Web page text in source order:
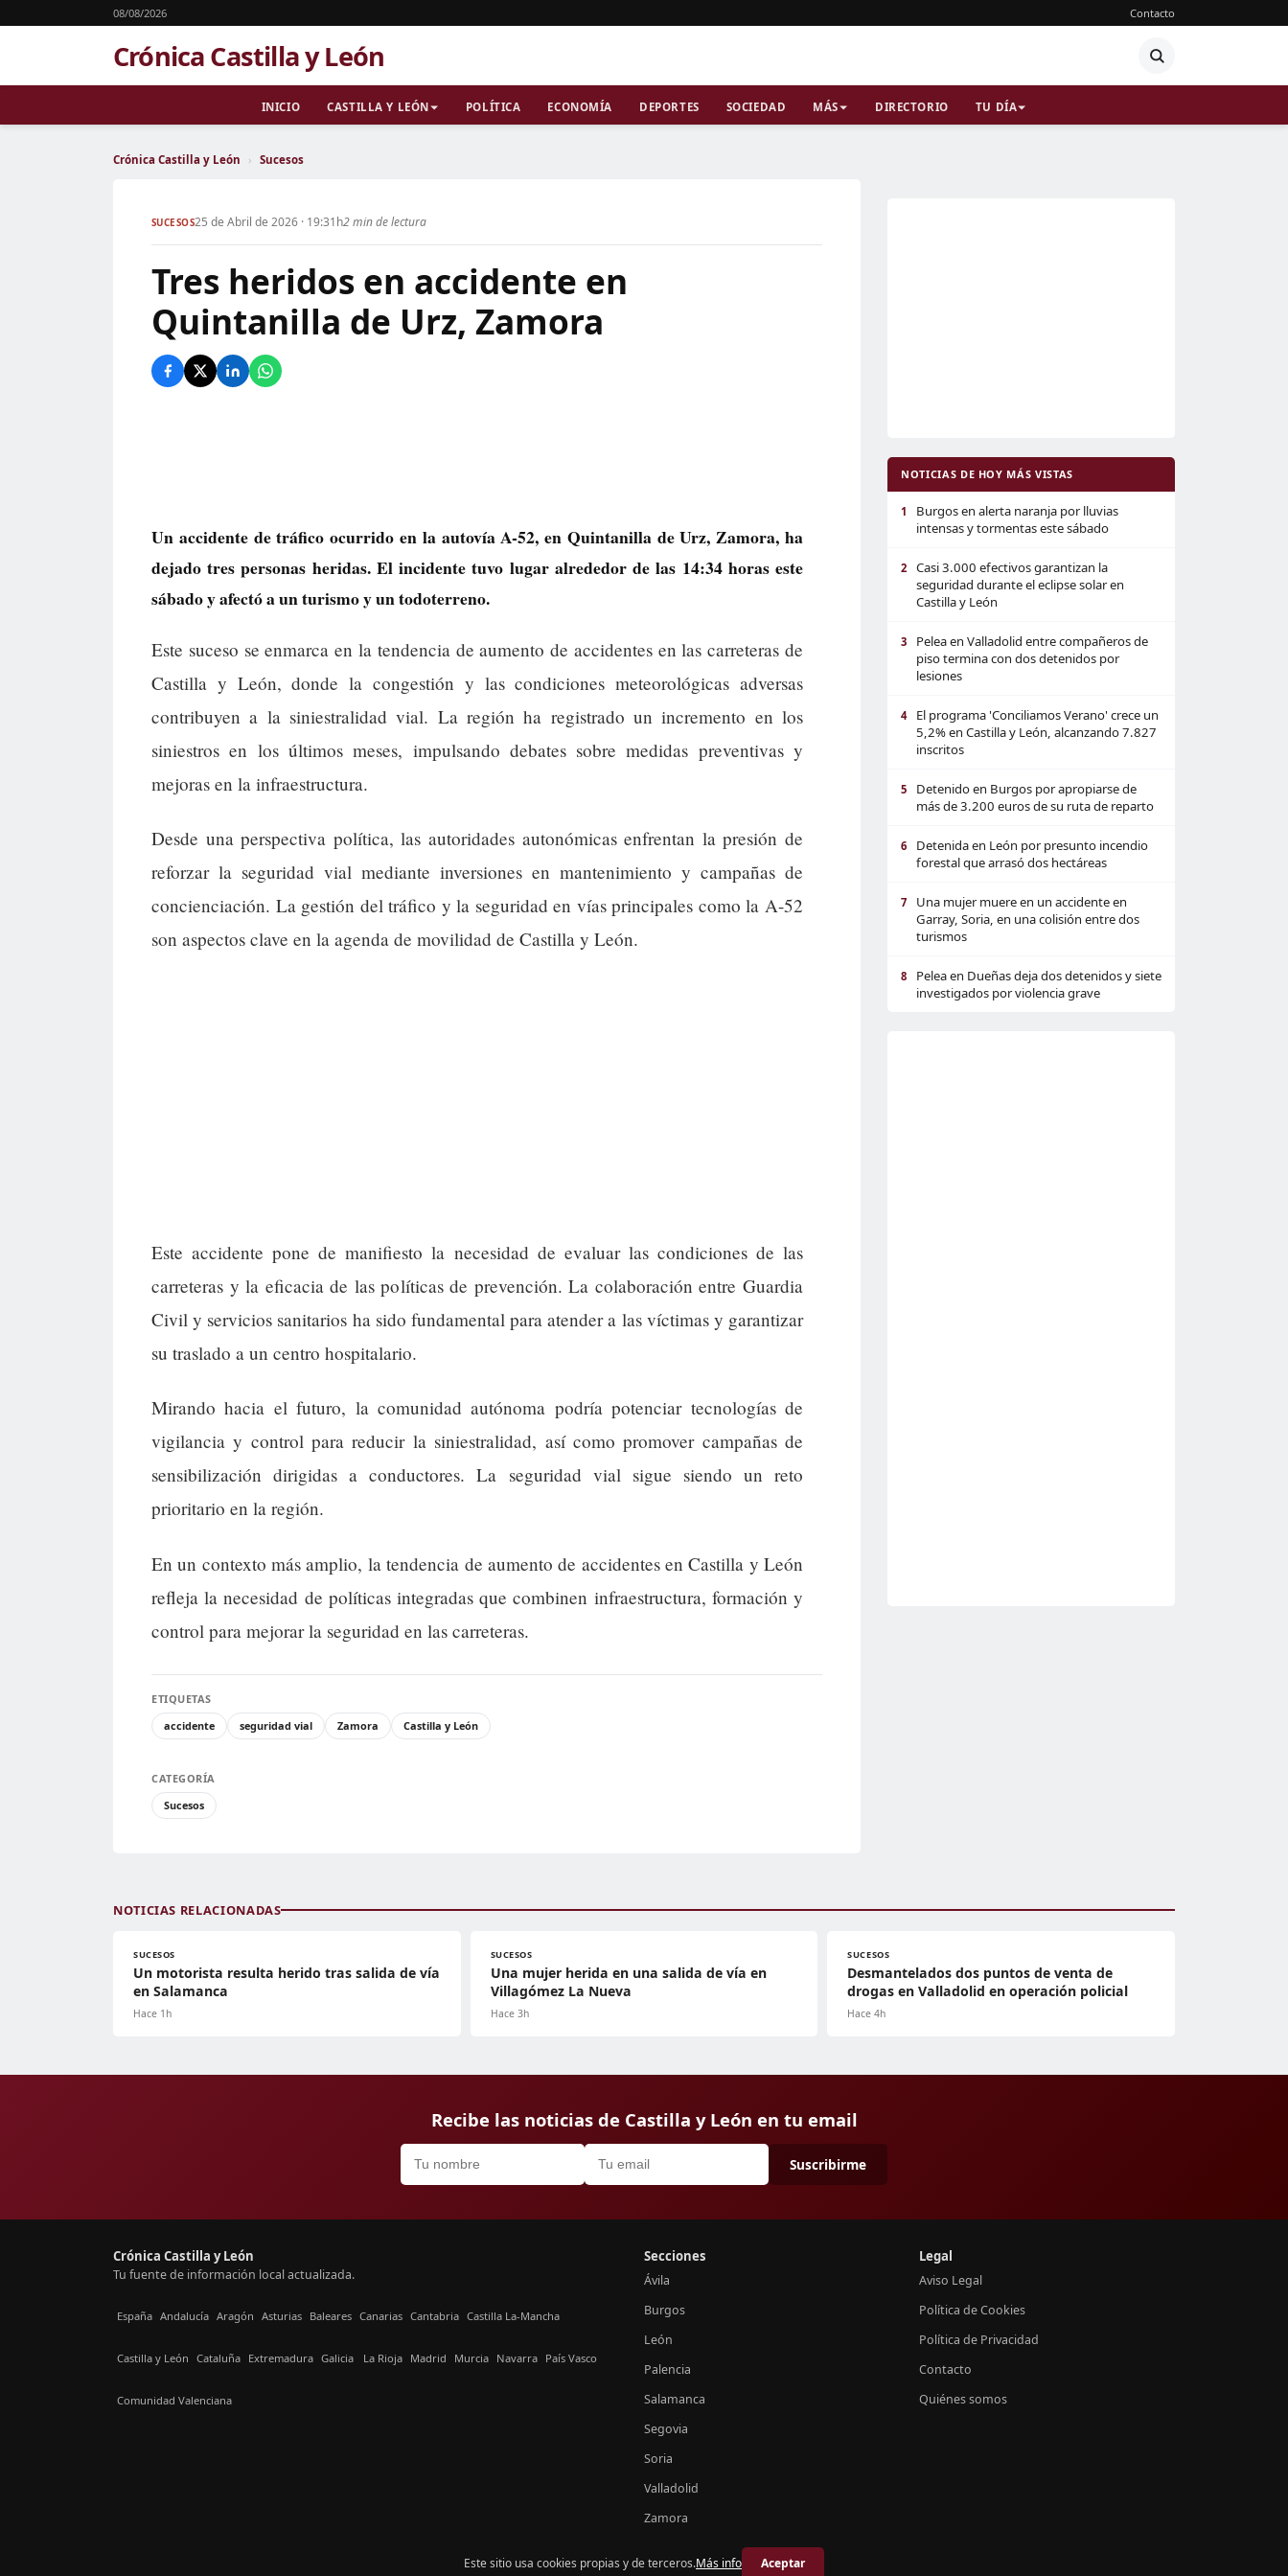
08/08/2026 Contacto
Crónica Castilla y León
INICIO CASTILLA Y LEÓN POLÍTICA ECONOMÍA DEPORTES SOCIEDAD MÁS DIRECTORIO TU DÍA
Crónica Castilla y León › Sucesos
SUCESOS25 de Abril de 2026 · 19:31h2 min de lectura
Tres heridos en accidente en
Quintanilla de Urz, Zamora
Un accidente de tráfico ocurrido en la autovía A-52, en Quintanilla de Urz, Zamora, ha
dejado tres personas heridas. El incidente tuvo lugar alrededor de las 14:34 horas este
sábado y afectó a un turismo y un todoterreno.
Este suceso se enmarca en la tendencia de aumento de accidentes en las carreteras de
Castilla y León, donde la congestión y las condiciones meteorológicas adversas
contribuyen a la siniestralidad vial. La región ha registrado un incremento en los
siniestros en los últimos meses, impulsando debates sobre medidas preventivas y
mejoras en la infraestructura.
Desde una perspectiva política, las autoridades autonómicas enfrentan la presión de
reforzar la seguridad vial mediante inversiones en mantenimiento y campañas de
concienciación. La gestión del tráfico y la seguridad en vías principales como la A-52
son aspectos clave en la agenda de movilidad de Castilla y León.
Este accidente pone de manifiesto la necesidad de evaluar las condiciones de las
carreteras y la eficacia de las políticas de prevención. La colaboración entre Guardia
Civil y servicios sanitarios ha sido fundamental para atender a las víctimas y garantizar
su traslado a un centro hospitalario.
Mirando hacia el futuro, la comunidad autónoma podría potenciar tecnologías de
vigilancia y control para reducir la siniestralidad, así como promover campañas de
sensibilización dirigidas a conductores. La seguridad vial sigue siendo un reto
prioritario en la región.
En un contexto más amplio, la tendencia de aumento de accidentes en Castilla y León
refleja la necesidad de políticas integradas que combinen infraestructura, formación y
control para mejorar la seguridad en las carreteras.
ETIQUETAS
accidente
seguridad vial Zamora Castilla y León
CATEGORÍA
Sucesos
NOTICIAS DE HOY MÁS VISTAS
1
Burgos en alerta naranja por lluvias
intensas y tormentas este sábado
2
Casi 3.000 efectivos garantizan la
seguridad durante el eclipse solar en
Castilla y León
3
Pelea en Valladolid entre compañeros de
piso termina con dos detenidos por
lesiones
4
El programa 'Conciliamos Verano' crece un
5,2% en Castilla y León, alcanzando 7.827
inscritos
5
Detenido en Burgos por apropiarse de
más de 3.200 euros de su ruta de reparto
6
Detenida en León por presunto incendio
forestal que arrasó dos hectáreas
7
Una mujer muere en un accidente en
Garray, Soria, en una colisión entre dos
turismos
8
Pelea en Dueñas deja dos detenidos y siete
investigados por violencia grave
NOTICIAS RELACIONADAS
SUCESOS
Un motorista resulta herido tras salida de vía
en Salamanca
Hace 1h
SUCESOS
Una mujer herida en una salida de vía en
Villagómez La Nueva
Hace 3h
SUCESOS
Desmantelados dos puntos de venta de
drogas en Valladolid en operación policial
Hace 4h
Recibe las noticias de Castilla y León en tu email
Suscribirme
Crónica Castilla y León
Tu fuente de información local actualizada.
España Andalucía Aragón Asturias Baleares Canarias Cantabria Castilla La-Mancha
Castilla y León Cataluña Extremadura Galicia La Rioja Madrid Murcia Navarra País Vasco
Comunidad Valenciana
Secciones
Ávila
Burgos
León
Palencia
Salamanca
Segovia
Soria
Valladolid
Zamora
Legal
Aviso Legal
Política de Cookies
Política de Privacidad
Contacto
Quiénes somos
© 2026 Crónica Castilla y León
Este sitio usa cookies propias y de terceros.Más info Aceptar